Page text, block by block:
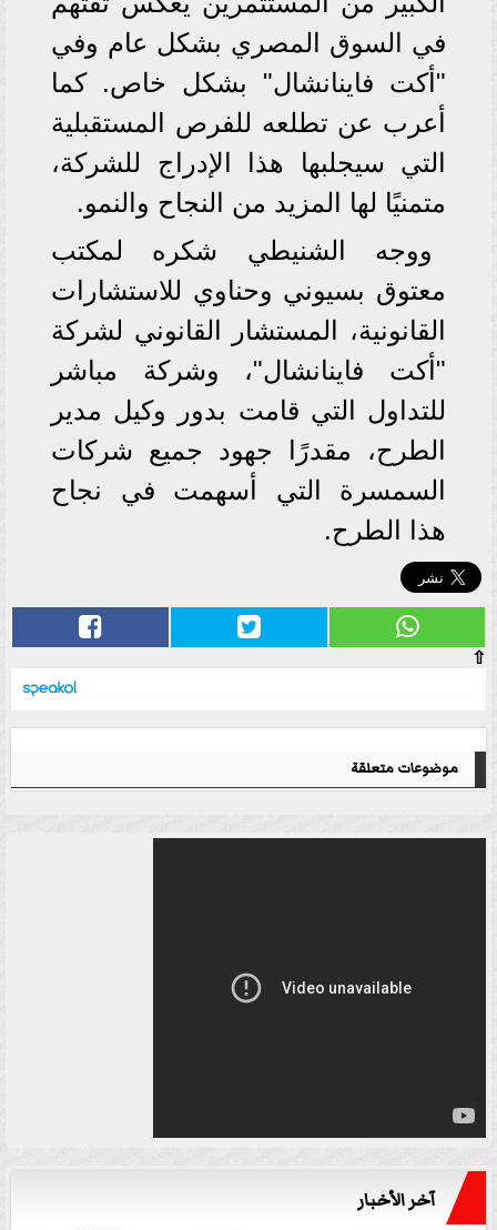
في السوق المصري بشكل عام وفي
"أكت فاینانشال" بشكل خاص. كما
أعرب عن تطلعه للفرص المستقبلية
التي سيجلبها هذا الإدراج للشركة،
متمنيًا لها المزيد من النجاح والنمو.
ووجه الشنيطي شكره لمكتب
معتوق بسيوني وحناوي للاستشارات
القانونية، المستشار القانوني لشركة
"أكت فاینانشال"، وشركة مباشر
للتداول التي قامت بدور وكيل مدير
الطرح، مقدرًا جهود جميع شركات
السمسرة التي أسهمت في نجاح
هذا الطرح.
⇧
موضوعات متعلقة
آخر الأخبار